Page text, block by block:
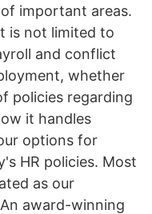
important areas.
is not limited to
and conflict
whether
policies regarding
it handles
options for
HR policies. Most
as our
award-winning